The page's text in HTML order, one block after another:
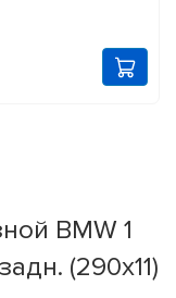
BMW 1
(290x11)